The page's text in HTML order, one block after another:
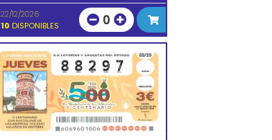
22/12/2026
10 DISPONIBLES 0